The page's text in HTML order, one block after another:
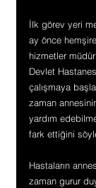
İlk görev yeri
ay önce
hizmetler müdür
Devlet
çalışmaya
zaman
yardım
fark ettiğini
Hastaların
zaman gurur